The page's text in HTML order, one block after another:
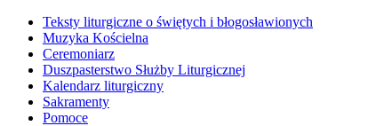
Teksty liturgiczne o świętych i błogosławionych
Muzyka Kościelna
Ceremoniarz
Duszpasterstwo Służby Liturgicznej
Kalendarz liturgiczny
Sakramenty
Pomoce